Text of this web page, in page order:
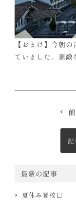
最新の記事
夏休み登校日
【おまけ】今朝
ていました。素敵